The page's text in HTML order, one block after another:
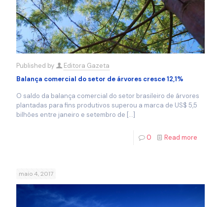
Published by
Editora Gazeta
Balança comercial do setor de árvores cresce 12,1%
O saldo da balança comercial do setor brasileiro de árvores
plantadas para fins produtivos superou a marca de US$ 5,5
bilhões entre janeiro e setembro de […]
0 Read more
maio 4, 2017